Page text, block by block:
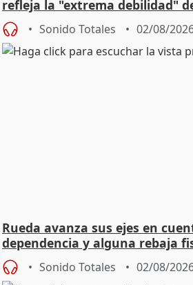
refleja la "extrema debilidad"
Sonido Totales 02/08/
Rueda avanza sus ejes en
dependencia y alguna rebaja
vivienda
Sonido Totales 02/08/